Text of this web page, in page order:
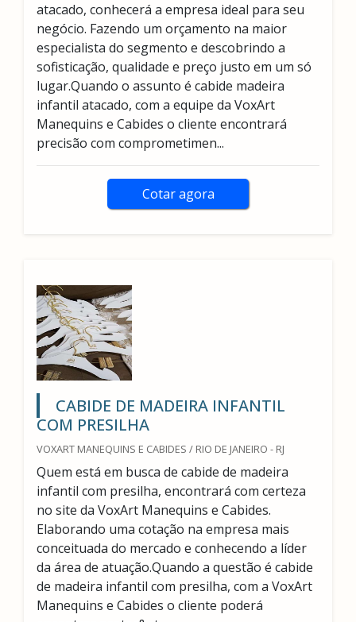
atacado, conhecerá a empresa ideal para seu
negócio. Fazendo um orçamento na maior
especialista do segmento e descobrindo a
sofisticação, qualidade e preço justo em um só
lugar.Quando o assunto é cabide madeira
infantil atacado, com a equipe da VoxArt
Manequins e Cabides o cliente encontrará
precisão com comprometimen...
Cotar agora
CABIDE DE MADEIRA INFANTIL
COM PRESILHA
VOXART MANEQUINS E CABIDES / RIO DE JANEIRO - RJ
Quem está em busca de cabide de madeira
infantil com presilha, encontrará com certeza
no site da VoxArt Manequins e Cabides.
Elaborando uma cotação na empresa mais
conceituada do mercado e conhecendo a líder
da área de atuação.Quando a questão é cabide
de madeira infantil com presilha, com a VoxArt
Manequins e Cabides o cliente poderá